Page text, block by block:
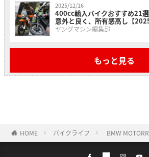
2025/12/16
400cc輸入バイクおすすめ21
意外と良く、所有感高し【
ヤングマシン編集部
もっと見る
HOME バイクライフ BMW